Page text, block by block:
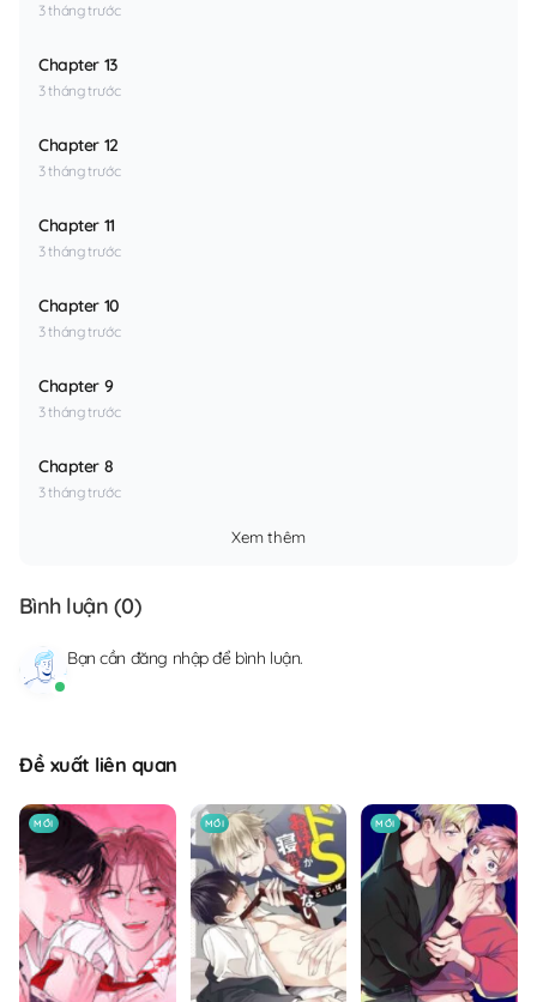
3 tháng trước
Chapter 13
3 tháng trước
Chapter 12
3 tháng trước
Chapter 11
3 tháng trước
Chapter 10
3 tháng trước
Chapter 9
3 tháng trước
Chapter 8
3 tháng trước
Xem thêm
Bình luận (0)
Bạn cần đăng nhậpđể bình luận.
Đề xuất liên quan
MỚI MỚI MỚI